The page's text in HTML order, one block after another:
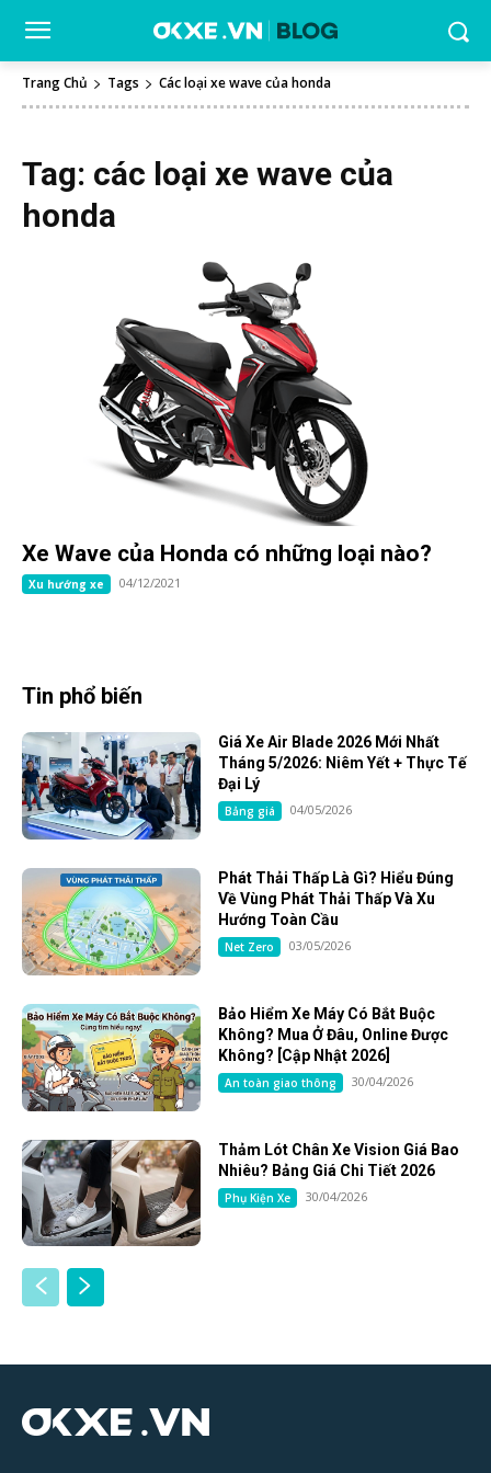
Trang Chủ Tags Các loại xe wave của honda
Tag: các loại xe wave của
honda
Xe Wave của Honda có những loại nào?
Xu hướng xe 04/12/2021
Tin phổ biến
Giá Xe Air Blade 2026 Mới Nhất
Tháng 5/2026: Niêm Yết + Thực Tế
Đại Lý
Bảng giá 04/05/2026
Phát Thải Thấp Là Gì? Hiểu Đúng
Về Vùng Phát Thải Thấp Và Xu
Hướng Toàn Cầu
Net Zero 03/05/2026
Bảo Hiểm Xe Máy Có Bắt Buộc
Không? Mua Ở Đâu, Online Được
Không? [Cập Nhật 2026]
An toàn giao thông 30/04/2026
Thảm Lót Chân Xe Vision Giá Bao
Nhiêu? Bảng Giá Chi Tiết 2026
Phụ Kiện Xe 30/04/2026